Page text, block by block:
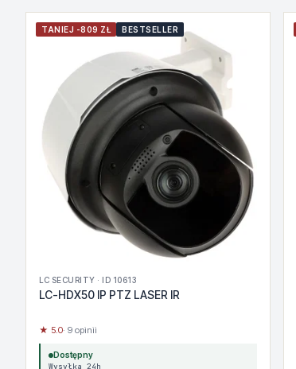
TANIEJ -809 ZŁ BESTSELLER
LC SECURITY · ID 10613
LC-HDX50 IP PTZ LASER IR
★ 5.0· 9 opinii
Dostępny
Wysyłka 24h